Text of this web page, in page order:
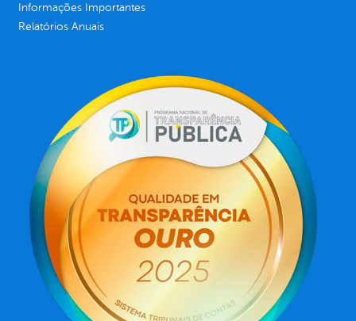
Informações Importantes
Relatórios Anuais